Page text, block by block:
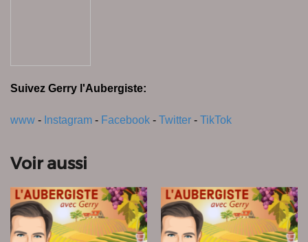
Suivez Gerry l'Aubergiste:
www - Instagram - Facebook - Twitter - TikTok
Voir aussi